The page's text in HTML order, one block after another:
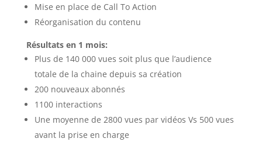
Mise en place de Call To Action
Réorganisation du contenu
Résultats en 1 mois:
Plus de 140 000 vues soit plus que l’audience
totale de la chaine depuis sa création
200 nouveaux abonnés
1100 interactions
Une moyenne de 2800 vues par vidéos Vs 500 vues
avant la prise en charge